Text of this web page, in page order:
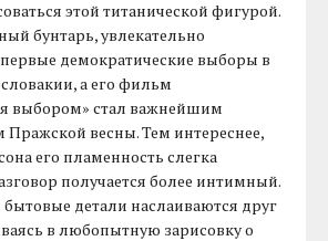
этой титанической фигурой.
бунтарь, увлекательно
демократические выборы в
а его фильм
выбором» стал важнейшим
весны. Тем интереснее,
его пламенность слегка
получается более интимный.
детали наслаиваются друг
в любопытную зарисовку о